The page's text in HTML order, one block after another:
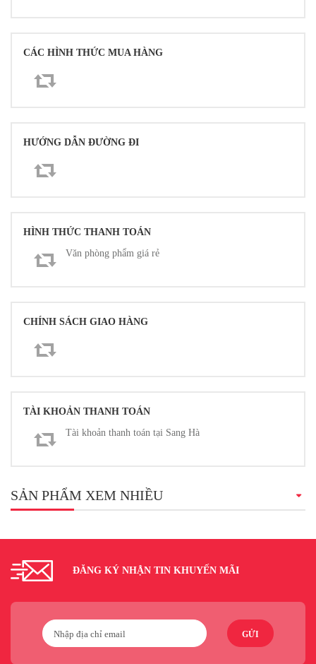
CÁC HÌNH THỨC MUA HÀNG
HƯỚNG DẪN ĐƯỜNG ĐI
HÌNH THỨC THANH TOÁN
Văn phòng phẩm giá rẻ
CHÍNH SÁCH GIAO HÀNG
TÀI KHOẢN THANH TOÁN
Tài khoản thanh toán tại Sang Hà
SẢN PHẨM XEM NHIỀU
ĐĂNG KÝ NHẬN TIN KHUYẾN MÃI
GỬI